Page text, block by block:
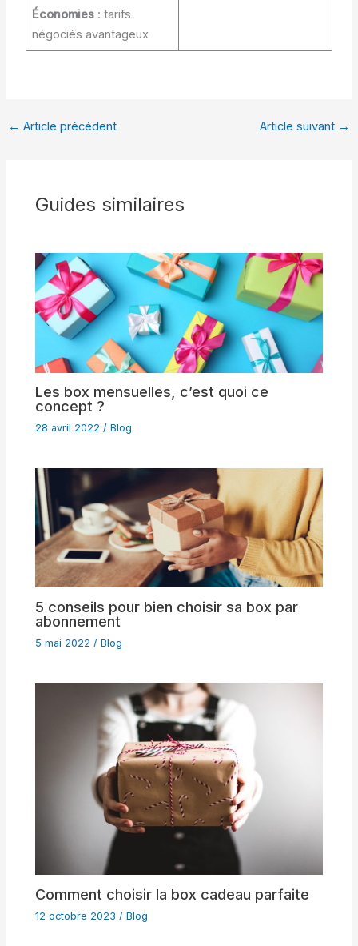
Économies : tarifs
négociés avantageux
← Article précédent Article suivant →
Guides similaires
Les box mensuelles, c’est quoi ce
concept ?
28 avril 2022/Blog
5 conseils pour bien choisir sa box par
abonnement
5 mai 2022/Blog
Comment choisir la box cadeau parfaite
12 octobre 2023 /Blog